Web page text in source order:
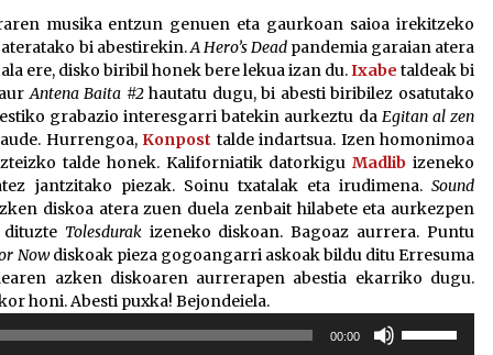
musika entzun genuen eta gaurkoan saioa irekitzeko
bi abestirekin.A Hero’s Deadpandemia garaian atera
ere, disko biribil honek bere lekua izan du.Ixabe taldeak bi
Antena Baita #2hautatu dugu, bi abesti biribilez osatutako
grabazio interesgarri batekin aurkeztu da Egitan al zen
Hurrengoa, Konpost talde indartsua. Izen homonimoa
talde honek. Kaliforniatik datorkiguMadlib izeneko
jantzitako piezak. Soinu txatalak eta irudimena. Sound
diskoa atera zuen duela zenbait hilabete eta aurkezpen
Tolesdurakizeneko diskoan. Bagoaz aurrera. Puntu
Nowdiskoak pieza gogoangarri askoak bildu ditu Erresuma
azken diskoaren aurrerapen abestia ekarriko dugu.
honi. Abesti puxka! Bejondeiela.
00:00